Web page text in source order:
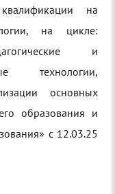
на
на цикле:
и
технологии,
основных
образования и
с 12.03.25